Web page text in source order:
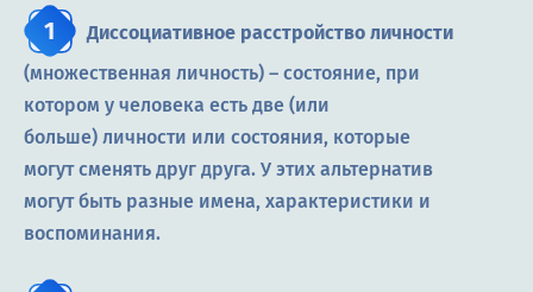
Диссоциативное расстройство личности
(множественная личность) – состояние, при
котором у человека есть две (или
больше) личности или состояния, которые
могут сменять друг друга. У этих альтернатив
могут быть разные имена, характеристики и
воспоминания.